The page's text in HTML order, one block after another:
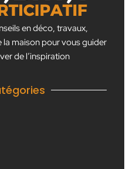
en déco, travaux,
maison pour vous guider
de l’inspiration